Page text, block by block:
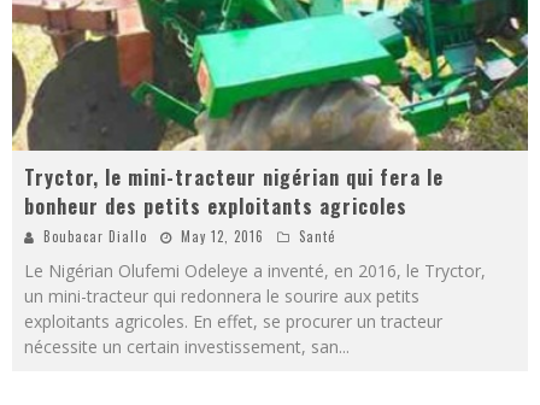
Tryctor, le mini-tracteur nigérian qui fera le
bonheur des petits exploitants agricoles
Boubacar Diallo May 12, 2016 Santé
Le Nigérian Olufemi Odeleye a inventé, en 2016, le Tryctor,
un mini-tracteur qui redonnera le sourire aux petits
exploitants agricoles. En effet, se procurer un tracteur
nécessite un certain investissement, san...